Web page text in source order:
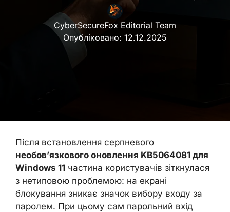
CyberSecureFox Editorial Team
Опубліковано: 12.12.2025
Після встановлення серпневого
необов’язкового оновлення KB5064081 для
Windows 11 частина користувачів зіткнулася
з нетиповою проблемою: на екрані
блокування зникає значок вибору входу за
паролем. При цьому сам парольний вхід